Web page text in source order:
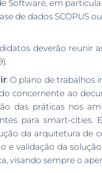
Software, em
de dados SCOPUS
deverão reunir
: O plano de trabalhos
concernente ao
das práticas nos
para smart-
da arquitetura
e validação da
visando sempre o